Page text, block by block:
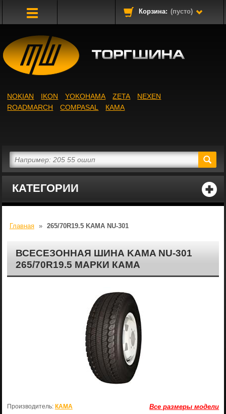
Корзина: (пусто)
КАТЕГОРИИ
NOKIAN IKON YOKOHAMA ZETA
NEXEN
ROADMARCH
COMPASAL КАМА
Главная » 265/70R19.5 KAMA NU-301
ВСЕСЕЗОННАЯ ШИНА KAMA NU-301
265/70R19.5 МАРКИ КАМА
Все размеры модели
Производитель: КАМА